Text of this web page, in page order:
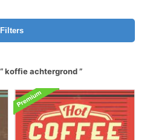
Filters
koffie achtergrond